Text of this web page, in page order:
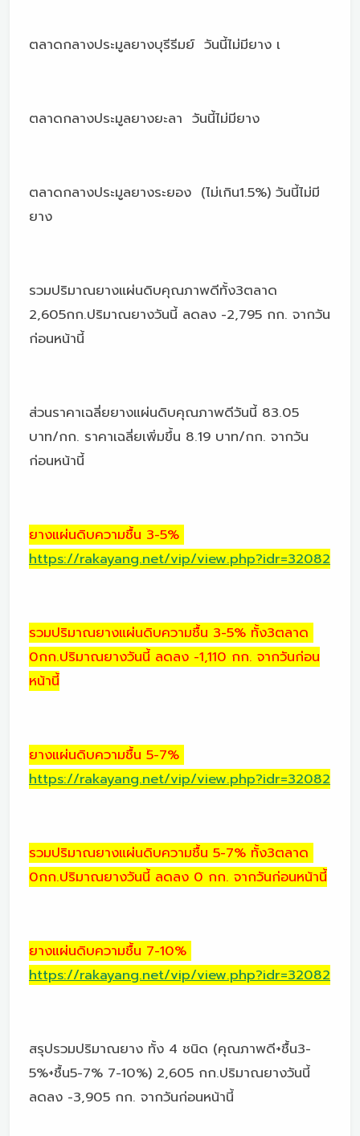
ตลาดกลางประมูลยางบุรีรีมย์ วันนี้ไม่มียาง เ
ตลาดกลางประมูลยางยะลา วันนี้ไม่มียาง
ตลาดกลางประมูลยางระยอง (ไม่เกิน1.5%) วันนี้ไม่มี
ยาง
รวมปริมาณยางแผ่นดิบคุณภาพดีทั้ง3ตลาด
2,605กก.ปริมาณยางวันนี้ ลดลง -2,795 กก. จากวัน
ก่อนหน้านี้
ส่วนราคาเฉลี่ยยางแผ่นดิบคุณภาพดีวันนี้ 83.05
บาท/กก. ราคาเฉลี่ยเพิ่มขึ้น 8.19 บาท/กก. จากวัน
ก่อนหน้านี้
ยางแผ่นดิบความชื้น 3-5%
https://rakayang.net/vip/view.php?idr=32082
รวมปริมาณยางแผ่นดิบความชื้น 3-5% ทั้ง3ตลาด
0กก.ปริมาณยางวันนี้ ลดลง -1,110 กก. จากวันก่อน
หน้านี้
ยางแผ่นดิบความชื้น 5-7%
https://rakayang.net/vip/view.php?idr=32082
รวมปริมาณยางแผ่นดิบความชื้น 5-7% ทั้ง3ตลาด
0กก.ปริมาณยางวันนี้ ลดลง 0 กก. จากวันก่อนหน้านี้
ยางแผ่นดิบความชื้น 7-10%
https://rakayang.net/vip/view.php?idr=32082
สรุปรวมปริมาณยาง ทั้ง 4 ชนิด (คุณภาพดี+ชื้น3-
5%+ชื้น5-7% 7-10%) 2,605 กก.ปริมาณยางวันนี้
ลดลง -3,905 กก. จากวันก่อนหน้านี้